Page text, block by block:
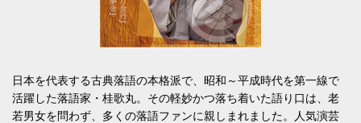
日本を代表する古典落語の本格派で、昭和～平成時代を第一線で
活躍した落語家・桂歌丸。その軽妙かつ落ち着いた語り口は、老
若男女を問わず、多くの落語ファンに親しまれました。人気演芸